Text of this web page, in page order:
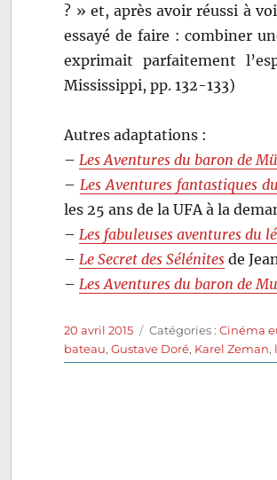
? » et, après avoir réussi à
essayé de faire : combiner
exprimait parfaitement
Mississippi, pp. 132-133)
Autres adaptations :
–Les Aventures du baron de
–Les Aventures fantastiques
les 25 ans de la UFA à la
–Les fabuleuses aventures du
–Le Secret des Sélénites de
–Les Aventures du baron de
Publié
le
20 avril 2015 Catégories
Catégories :Cinéma
bateau,Gustave Doré, Karel Zeman,